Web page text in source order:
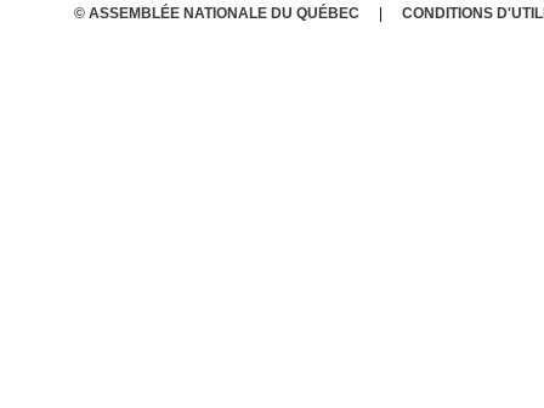
© ASSEMBLÉE NATIONALE DU QUÉBEC CONDITIONS